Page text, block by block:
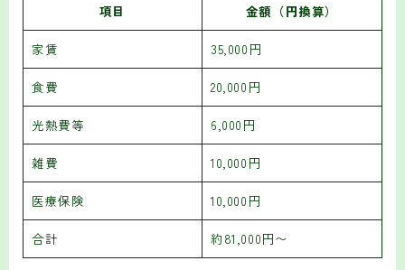
項目 金額（円換算）
家賃 35,000円
食費 20,000円
光熱費等 6,000円
雑費 10,000円
医療保険 10,000円
合計 約81,000円〜